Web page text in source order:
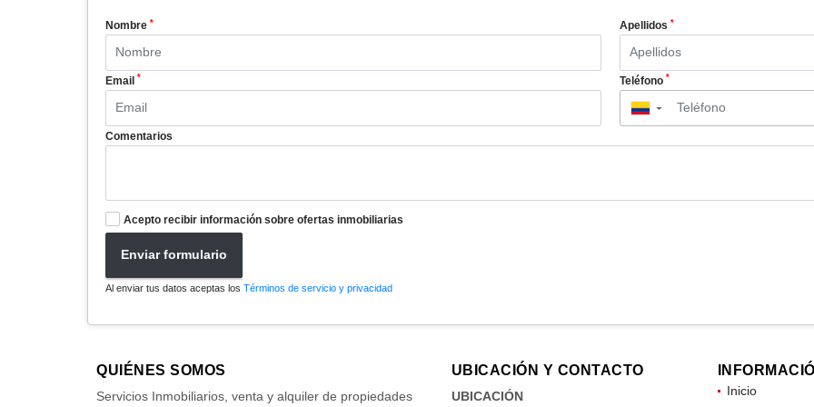
Nombre * Apellidos *
Email * Teléfono *
▼
Comentarios
Acepto recibir información sobre ofertas inmobiliarias
Enviar formulario
Al enviar tus datos aceptas los Términos de servicio y privacidad
QUIÉNES SOMOS
Servicios Inmobiliarios, venta y alquiler de propiedades
UBICACIÓN Y CONTACTO
UBICACIÓN
Inicio